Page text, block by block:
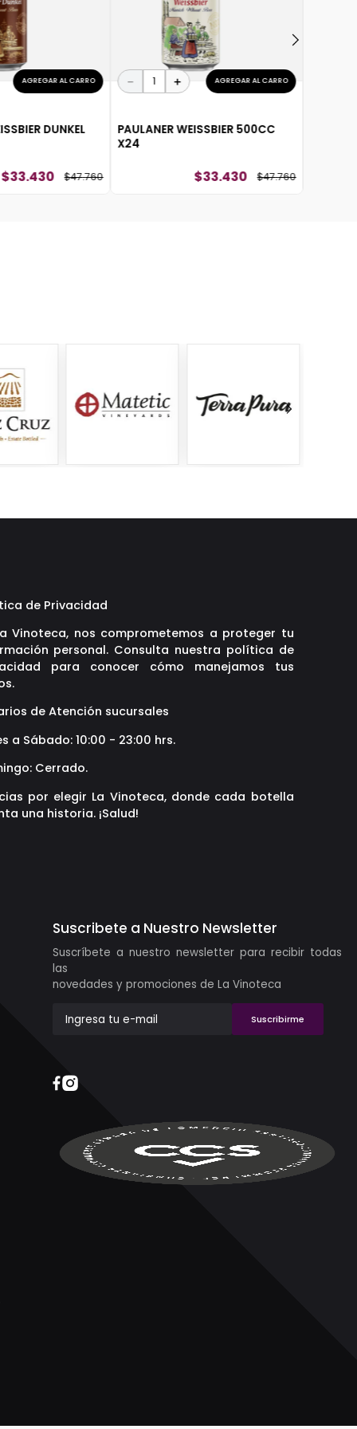
AGREGAR AL CARRO
DUNKEL
$33.430 $47.760
＋
－ AGREGAR AL CARRO
PAULANER WEISSBIER 500CC
X24
$33.430 $47.760
de Privacidad
Vinoteca, nos comprometemos a proteger tu
personal. Consulta nuestra política de
para conocer cómo manejamos tus
de Atención sucursales
a Sábado: 10:00 - 23:00 hrs.
Cerrado.
por elegir La Vinoteca, donde cada botella
una historia. ¡Salud!
Suscribete a Nuestro Newsletter
Suscríbete a nuestro newsletter para recibir todas
las
novedades y promociones de La Vinoteca
Suscribirme